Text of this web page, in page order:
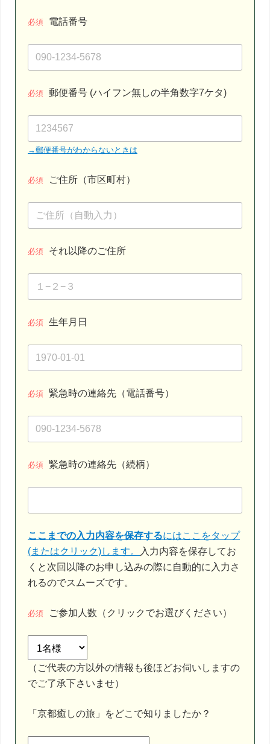
必須 電話番号
必須 郵便番号 (ハイフン無しの半角数字7ケタ)
→郵便番号がわからないときは
必須 ご住所（市区町村）
必須 それ以降のご住所
必須 生年月日
必須 緊急時の連絡先（電話番号）
必須 緊急時の連絡先（続柄）
ここまでの入力内容を保存するにはここをタップ
(またはクリック)します。
入力内容を保存してお
くと次回以降のお申し込みの際に自動的に入力さ
れるのでスムーズです。
必須 ご参加人数（クリックでお選びください）
（ご代表の方以外の情報も後ほどお伺いしますの
でご了承下さいませ）
「京都癒しの旅」をどこで知りましたか？